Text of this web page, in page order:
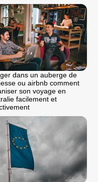
dans un auberge de
ou airbnb comment
son voyage en
facilement et